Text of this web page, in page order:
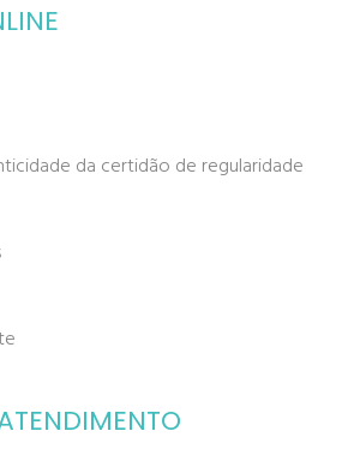
da certidão de regularidade